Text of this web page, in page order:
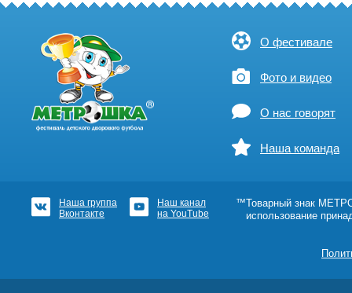
О фестивале
Фото и видео
О нас говорят
Наша команда
Наша группа
Вконтакте
Наш канал
на YouTube
™Товарный знак
использование